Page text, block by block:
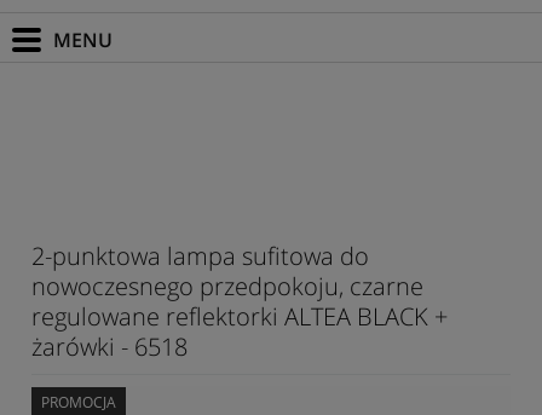
2-punktowa lampa sufitowa do
nowoczesnego przedpokoju, czarne
regulowane reflektorki ALTEA BLACK +
żarówki - 6518
PROMOCJA